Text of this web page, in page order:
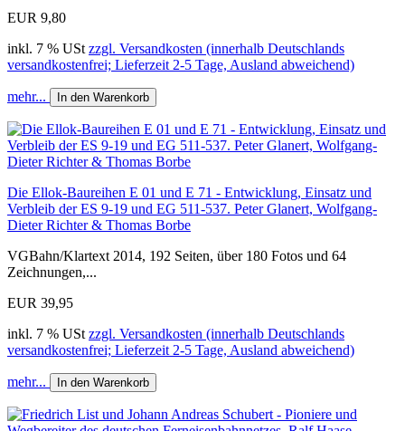
EUR 9,80
inkl. 7 % USt zzgl. Versandkosten (innerhalb Deutschlands
versandkostenfrei; Lieferzeit 2-5 Tage, Ausland abweichend)
mehr... In den Warenkorb
Die Ellok-Baureihen E 01 und E 71 - Entwicklung, Einsatz und
Verbleib der ES 9-19 und EG 511-537. Peter Glanert, Wolfgang-
Dieter Richter & Thomas Borbe
VGBahn/Klartext 2014, 192 Seiten, über 180 Fotos und 64
Zeichnungen,...
EUR 39,95
inkl. 7 % USt zzgl. Versandkosten (innerhalb Deutschlands
versandkostenfrei; Lieferzeit 2-5 Tage, Ausland abweichend)
mehr... In den Warenkorb